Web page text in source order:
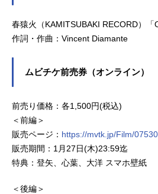
春猿火（KAMITSUBAKI RECORD）「
作詞・作曲：Vincent Diamante
ムビチケ前売券（オンライン）
前売り価格：各1,500円(税込)
＜前編＞
販売ページ： https://mvtk.jp/Film/
販売期間：1月27日(木)23:59迄
特典：登矢、心葉、大洋 スマホ壁紙
＜後編＞